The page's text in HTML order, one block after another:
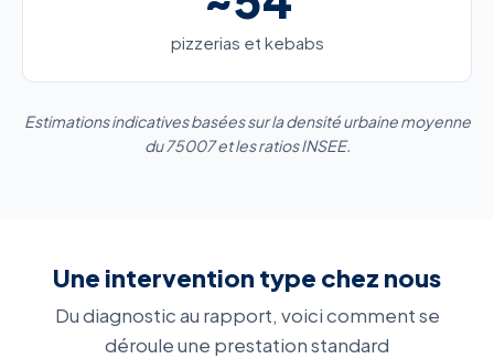
pizzerias et kebabs
Estimations indicatives basées sur la densité urbaine moyenne
du 75007 et les ratios INSEE.
Une intervention type chez nous
Du diagnostic au rapport, voici comment se
déroule une prestation standard